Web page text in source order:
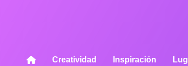
Creatividad Inspiración